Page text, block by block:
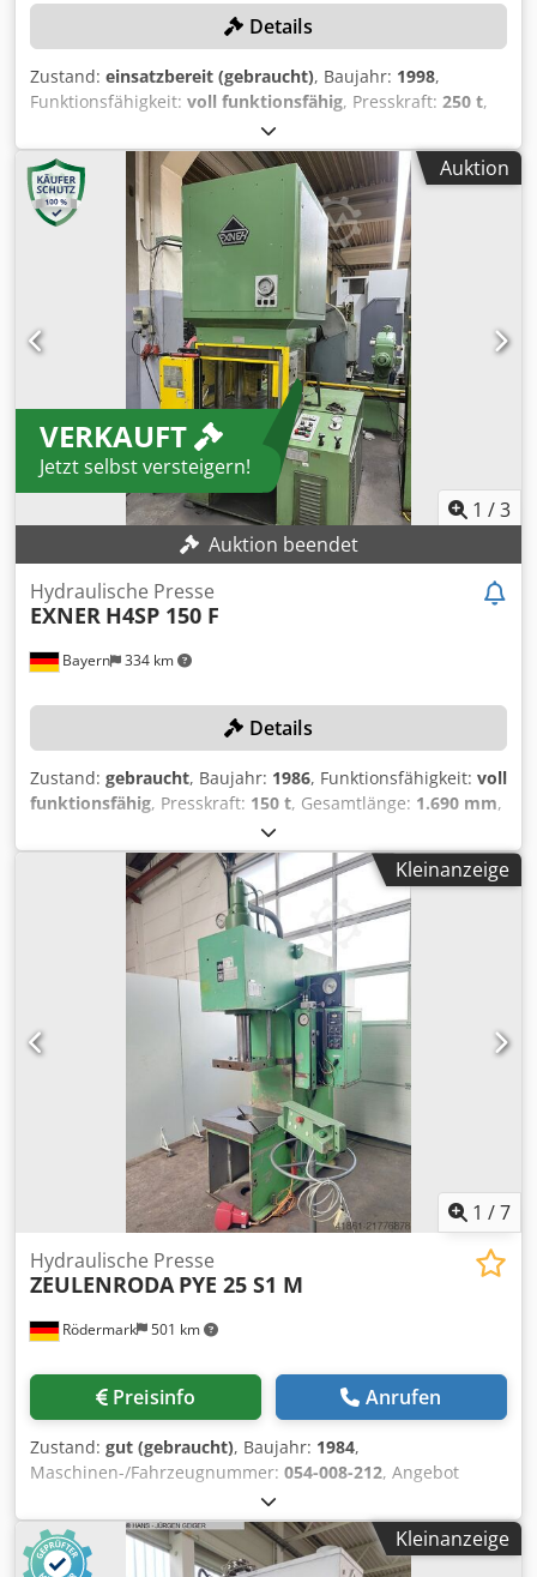
Details
Zustand: einsatzbereit (gebraucht), Baujahr: 1998,
Funktionsfähigkeit: voll funktionsfähig, Presskraft: 250 t,
, Ständerweite:1.350 mm
mm, TECHNISCHE DETAILS Druck: 250 t Ständerweite:
1.350 mm Hub: 400 mm Einbauhöhe: 600 mm
Tischabmessungen: 1.250 x 800 mm Seitendurchgang: 640
mm Crsdpfozk E A Ajx Afdef Tischhöhe: 800 mm
MASCHINEN-DETAILS Abmessungen & Gewicht
Raumbedarf ca.: 3.600 x 2.800 x 5.700 mm
Maschinengewicht ca.: 36.000 kg
Auktion
VERKAUFT
Jetzt selbst versteigern!
1 /3
Auktion beendet
Bayern 334 km
Hydraulische Presse
EXNER H4SP 150 F
Details
Zustand: gebraucht, Baujahr: 1986, Funktionsfähigkeit: voll
funktionsfähig, Presskraft: 150 t, Gesamtlänge: 1.690 mm,
, Gesamthöhe:
Mindestpreis - garantierter Verkauf zum höchsten Gebot!
TECHNISCHE DETAILS Druck: 150 t Ölmenge: 480 l Crsdozk
A Ucepfx Afdjf Nachlaufweg: 30 mm Sicherheitsabstand:
180 mm MASCHINEN DETAILS Gesamtleistungsbedarf: 18,5
kW Abmessungen & Gewicht Abmessungen: 1440 x 1690 x
2800 mm Maschinengewicht: ca. 4200 kg
Kleinanzeige
1 /7
Rödermark 501 km
Hydraulische Presse
ZEULENRODA PYE 25 S1 M
Preisinfo Anrufen
Zustand: gut (gebraucht), Baujahr: 1984,
Maschinen-/Fahrzeugnummer: 054-008-212, Angebot
25272 Technische Daten: - max. Presskraft 25 t - max.
Stößelhub 500 mm - Hubgeschwindigkeit 0 - 2,4 m/min -
Rücklauf 0 - 12 m/min - Einbauhöhe 800 mm Csdpfjy Ewtrjx
Kleinanzeige